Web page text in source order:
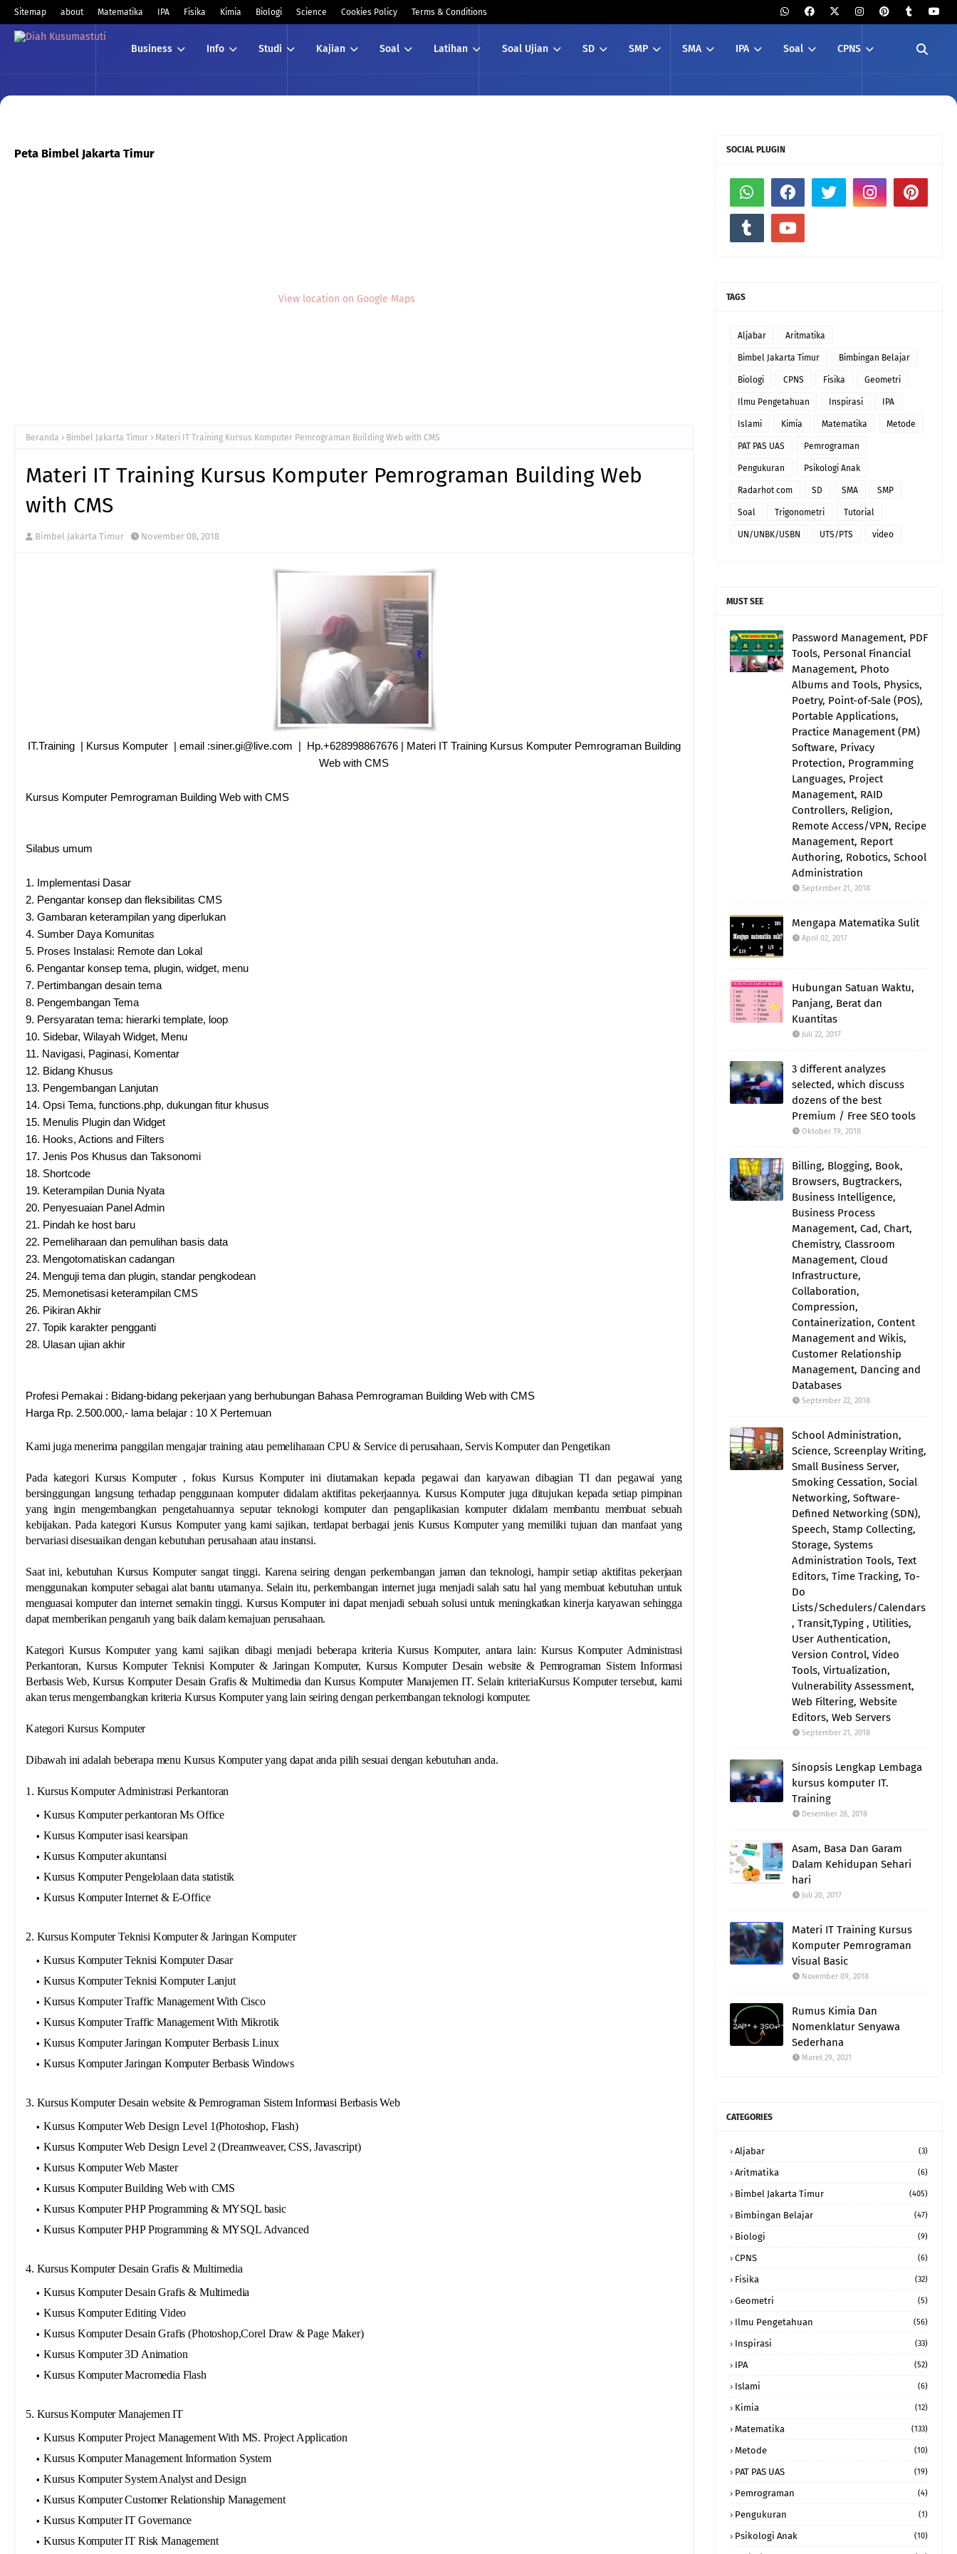
Sitemap about Matematika IPA Fisika Kimia Biologi Science Cookies Policy Terms & Conditions
Business Info Studi Kajian Soal Latihan Soal Ujian SD SMP SMA IPA Soal CPNS
Peta Bimbel Jakarta Timur
View location on Google Maps
Beranda Bimbel Jakarta Timur Materi IT Training Kursus Komputer Pemrograman Building Web with CMS
Materi IT Training Kursus Komputer Pemrograman Building Web
with CMS
Bimbel Jakarta Timur November 08, 2018
IT.Training | Kursus Komputer | email :siner.gi@live.com | Hp.+628998867676 | Materi IT Training Kursus Komputer Pemrograman Building
Web with CMS
Kursus Komputer Pemrograman Building Web with CMS
Silabus umum
1. Implementasi Dasar
2. Pengantar konsep dan fleksibilitas CMS
3. Gambaran keterampilan yang diperlukan
4. Sumber Daya Komunitas
5. Proses Instalasi: Remote dan Lokal
6. Pengantar konsep tema, plugin, widget, menu
7. Pertimbangan desain tema
8. Pengembangan Tema
9. Persyaratan tema: hierarki template, loop
10. Sidebar, Wilayah Widget, Menu
11. Navigasi, Paginasi, Komentar
12. Bidang Khusus
13. Pengembangan Lanjutan
14. Opsi Tema, functions.php, dukungan fitur khusus
15. Menulis Plugin dan Widget
16. Hooks, Actions and Filters
17. Jenis Pos Khusus dan Taksonomi
18. Shortcode
19. Keterampilan Dunia Nyata
20. Penyesuaian Panel Admin
21. Pindah ke host baru
22. Pemeliharaan dan pemulihan basis data
23. Mengotomatiskan cadangan
24. Menguji tema dan plugin, standar pengkodean
25. Memonetisasi keterampilan CMS
26. Pikiran Akhir
27. Topik karakter pengganti
28. Ulasan ujian akhir
Profesi Pemakai : Bidang-bidang pekerjaan yang berhubungan Bahasa Pemrograman Building Web with CMS
Harga Rp. 2.500.000,- lama belajar : 10 X Pertemuan
Kami juga menerima panggilan mengajar training atau pemeliharaan CPU & Service di perusahaan, Servis Komputer dan Pengetikan
Pada kategori Kursus Komputer , fokus Kursus Komputer ini diutamakan kepada pegawai dan karyawan dibagian TI dan pegawai yang
bersinggungan langsung terhadap penggunaan komputer didalam aktifitas pekerjaannya. Kursus Komputer juga ditujukan kepada setiap pimpinan
yang ingin mengembangkan pengetahuannya seputar teknologi komputer dan pengaplikasian komputer didalam membantu membuat sebuah
kebijakan. Pada kategori Kursus Komputer yang kami sajikan, terdapat berbagai jenis Kursus Komputer yang memiliki tujuan dan manfaat yang
bervariasi disesuaikan dengan kebutuhan perusahaan atau instansi.
Saat ini, kebutuhan Kursus Komputer sangat tinggi. Karena seiring dengan perkembangan jaman dan teknologi, hampir setiap aktifitas pekerjaan
menggunakan komputer sebagai alat bantu utamanya. Selain itu, perkembangan internet juga menjadi salah satu hal yang membuat kebutuhan untuk
menguasai komputer dan internet semakin tinggi. Kursus Komputer ini dapat menjadi sebuah solusi untuk meningkatkan kinerja karyawan sehingga
dapat memberikan pengaruh yang baik dalam kemajuan perusahaan.
Kategori Kursus Komputer yang kami sajikan dibagi menjadi beberapa kriteria Kursus Komputer, antara lain: Kursus Komputer Administrasi
Perkantoran, Kursus Komputer Teknisi Komputer & Jaringan Komputer, Kursus Komputer Desain website & Pemrograman Sistem Informasi
Berbasis Web, Kursus Komputer Desain Grafis & Multimedia dan Kursus Komputer Manajemen IT. Selain kriteriaKursus Komputer tersebut, kami
akan terus mengembangkan kriteria Kursus Komputer yang lain seiring dengan perkembangan teknologi komputer.
Kategori Kursus Komputer
Dibawah ini adalah beberapa menu Kursus Komputer yang dapat anda pilih sesuai dengan kebutuhan anda.
1. Kursus Komputer Administrasi Perkantoran
Kursus Komputer perkantoran Ms Office
Kursus Komputer isasi kearsipan
Kursus Komputer akuntansi
Kursus Komputer Pengelolaan data statistik
Kursus Komputer Internet & E-Office
2. Kursus Komputer Teknisi Komputer & Jaringan Komputer
Kursus Komputer Teknisi Komputer Dasar
Kursus Komputer Teknisi Komputer Lanjut
Kursus Komputer Traffic Management With Cisco
Kursus Komputer Traffic Management With Mikrotik
Kursus Komputer Jaringan Komputer Berbasis Linux
Kursus Komputer Jaringan Komputer Berbasis Windows
3. Kursus Komputer Desain website & Pemrograman Sistem Informasi Berbasis Web
Kursus Komputer Web Design Level 1(Photoshop, Flash)
Kursus Komputer Web Design Level 2 (Dreamweaver, CSS, Javascript)
Kursus Komputer Web Master
Kursus Komputer Building Web with CMS
Kursus Komputer PHP Programming & MYSQL basic
Kursus Komputer PHP Programming & MYSQL Advanced
4. Kursus Komputer Desain Grafis & Multimedia
Kursus Komputer Desain Grafis & Multimedia
Kursus Komputer Editing Video
Kursus Komputer Desain Grafis (Photoshop,Corel Draw & Page Maker)
Kursus Komputer 3D Animation
Kursus Komputer Macromedia Flash
5. Kursus Komputer Manajemen IT
Kursus Komputer Project Management With MS. Project Application
Kursus Komputer Management Information System
Kursus Komputer System Analyst and Design
Kursus Komputer Customer Relationship Management
Kursus Komputer IT Governance
Kursus Komputer IT Risk Management
SOCIAL PLUGIN
TAGS
Aljabar Aritmatika
Bimbel Jakarta Timur Bimbingan Belajar
Biologi CPNS Fisika Geometri
Ilmu Pengetahuan Inspirasi IPA
Islami Kimia Matematika Metode
PAT PAS UAS Pemrograman
Pengukuran Psikologi Anak
Radarhot com SD SMA SMP
Soal Trigonometri Tutorial
UN/UNBK/USBN UTS/PTS video
MUST SEE
Password Management, PDF
Tools, Personal Financial
Management, Photo
Albums and Tools, Physics,
Poetry, Point-of-Sale (POS),
Portable Applications,
Practice Management (PM)
Software, Privacy
Protection, Programming
Languages, Project
Management, RAID
Controllers, Religion,
Remote Access/VPN, Recipe
Management, Report
Authoring, Robotics, School
Administration
September 21, 2018
Mengapa Matematika Sulit
April 02, 2017
Hubungan Satuan Waktu,
Panjang, Berat dan
Kuantitas
Juli 22, 2017
3 different analyzes
selected, which discuss
dozens of the best
Premium / Free SEO tools
Oktober 19, 2018
Billing, Blogging, Book,
Browsers, Bugtrackers,
Business Intelligence,
Business Process
Management, Cad, Chart,
Chemistry, Classroom
Management, Cloud
Infrastructure,
Collaboration,
Compression,
Containerization, Content
Management and Wikis,
Customer Relationship
Management, Dancing and
Databases
September 22, 2018
School Administration,
Science, Screenplay Writing,
Small Business Server,
Smoking Cessation, Social
Networking, Software-
Defined Networking (SDN),
Speech, Stamp Collecting,
Storage, Systems
Administration Tools, Text
Editors, Time Tracking, To-
Do
Lists/Schedulers/Calendars
, Transit,Typing , Utilities,
User Authentication,
Version Control, Video
Tools, Virtualization,
Vulnerability Assessment,
Web Filtering, Website
Editors, Web Servers
September 21, 2018
Sinopsis Lengkap Lembaga
kursus komputer IT.
Training
Desember 28, 2018
Asam, Basa Dan Garam
Dalam Kehidupan Sehari
hari
Juli 20, 2017
Materi IT Training Kursus
Komputer Pemrograman
Visual Basic
November 09, 2018
Rumus Kimia Dan
Nomenklatur Senyawa
Sederhana
Maret 29, 2021
CATEGORIES
Aljabar (3)
Aritmatika (6)
Bimbel Jakarta Timur (405)
Bimbingan Belajar (47)
Biologi (9)
CPNS (6)
Fisika (32)
Geometri (5)
Ilmu Pengetahuan (56)
Inspirasi (33)
IPA (52)
Islami (6)
Kimia (12)
Matematika (133)
Metode (10)
PAT PAS UAS (19)
Pemrograman (4)
Pengukuran (1)
Psikologi Anak (10)